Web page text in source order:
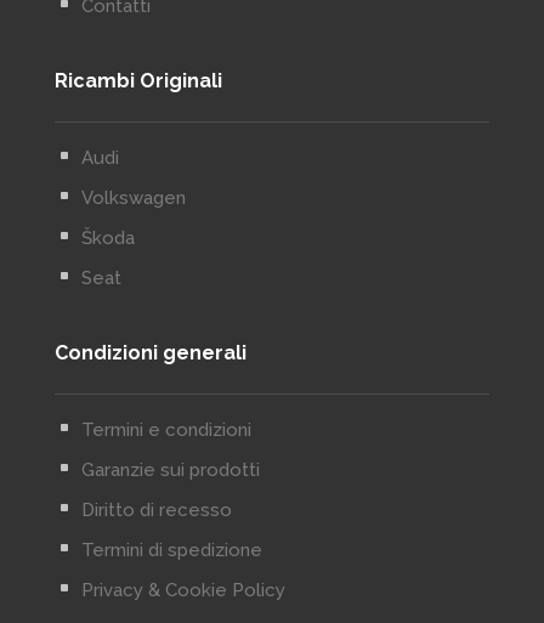
^ Contatti
Ricambi Originali
^ Audi
^ Volkswagen
^ Škoda
^ Seat
Condizioni generali
^ Termini e condizioni
^ Garanzie sui prodotti
^ Diritto di recesso
^ Termini di spedizione
^ Privacy & Cookie Policy